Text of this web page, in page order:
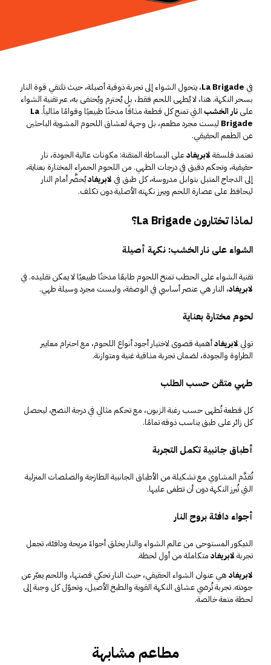
في La Brigade، يتحول الشواءإلى تجربة ذوقية أصيلة، حيث تلتقي قوة النار
بسحر النكهة. هنا، لا يُطهى اللحم فقط، بل يُحترم ويُحتفى به، عبر تقنية الشواء
علىنار الخشبالتي تمنح كل قطعة مذاقًا مدخنًا طبيعيًا وقوامًا مثالياً.La
Brigade ليست مجرد مطعم، بل وجهة لعشاق اللحوم المشوية الباحثين
عن الطعم الحقيقي.
تعتمد فلسفةلابريغادعلى البساطة المتقنة: مكونات عالية الجودة، نار
حقيقية، وتحكم دقيق في درجات الطهي. من اللحوم الحمراء المختارة بعناية،
إلى الدجاج المتبل بتوابل مدروسة، كل طبق في لابريغاديُحضَّر أمام النار
ليحافظ على عصارة اللحم ويبرز نكهته الأصلية دون تكلف.
لماذا تختارون La Brigade؟
الشواء على نار الخشب: نكهة أصيلة
تقنية الشواء على الحطب تمنح اللحوم طابعًا مدخنًا طبيعيًا لا يمكن تقليده. في
لابريغاد، النار هي عنصر أساسي في الوصفة، وليست مجرد وسيلة طهي.
لحوم مختارة بعناية
تولي لابريغادأهمية قصوى لاختيار أجود أنواع اللحوم، مع احترام معايير
الطراوة والجودة، لضمان تجربة مذاقية غنية ومتوازنة.
طهي متقن حسب الطلب
كل قطعة تُطهى حسب رغبة الزبون، مع تحكم مثالي في درجة النضج، ليحصل
كل زائر على طبق يناسب ذوقه تمامًا.
أطباق جانبية تكمل التجربة
تُقدَّم المشاوي مع تشكيلة من الأطباق الجانبية الطازجة والصلصات المنزلية
التي تُبرز النكهة دون أن تطغى عليها.
أجواء دافئة بروح النار
الديكور المستوحى من عالم الشواء والنار يخلق أجواءً مريحة ودافئة، تجعل
تجربةلابريغادمتكاملة من أول لحظة.
لابريغادهي عنوان الشواء الحقيقي، حيث النار تحكي قصتها، واللحم يعبّر عن
جودته. تجربة تُرضي عشاق النكهة القوية والطبخ الأصيل، وتحوّل كل وجبة إلى
لحظة متعة خالصة.
مطاعم مشابهة